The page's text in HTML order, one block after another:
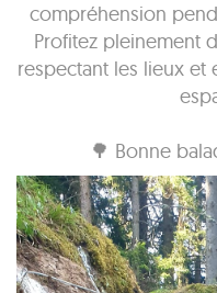
compréhension
Profitez pleinement
respectant les lieux et
🌳 Bonne